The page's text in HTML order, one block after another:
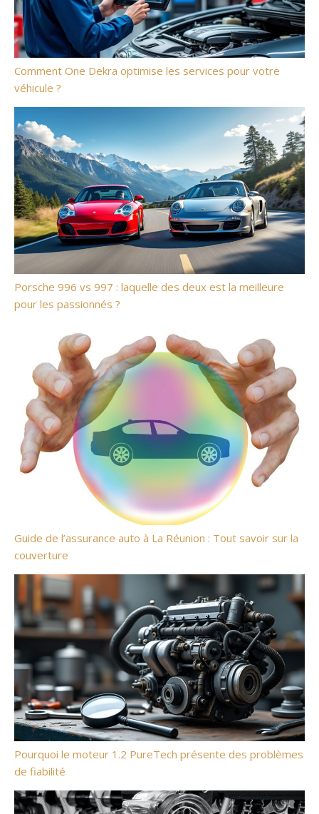
Comment One Dekra optimise les services pour votre
véhicule ?
Porsche 996 vs 997 : laquelle des deux est la meilleure
pour les passionnés ?
Guide de l’assurance auto à La Réunion : Tout savoir sur la
couverture
Pourquoi le moteur 1.2 PureTech présente des problèmes
de fiabilité